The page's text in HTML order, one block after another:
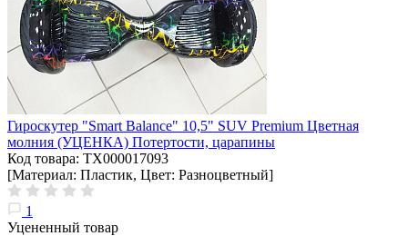
Гироскутер "Smart Balance" 10,5" SUV Premium Цветная
молния (УЦЕНКА) Потертости, царапины
Код товара: ТХ000017093
[Материал: Пластик, Цвет: Разноцветный]
1
Уцененный товар